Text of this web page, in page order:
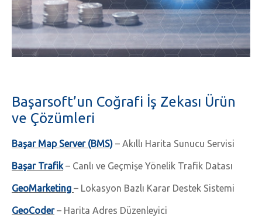
Başarsoft’un Coğrafi İş Zekası Ürün
ve Çözümleri
Başar Map Server (BMS) – Akıllı Harita Sunucu Servisi
Başar Trafik– Canlı ve Geçmişe Yönelik Trafik Datası
GeoMarketing – Lokasyon Bazlı Karar Destek Sistemi
GeoCoder– Harita Adres Düzenleyici